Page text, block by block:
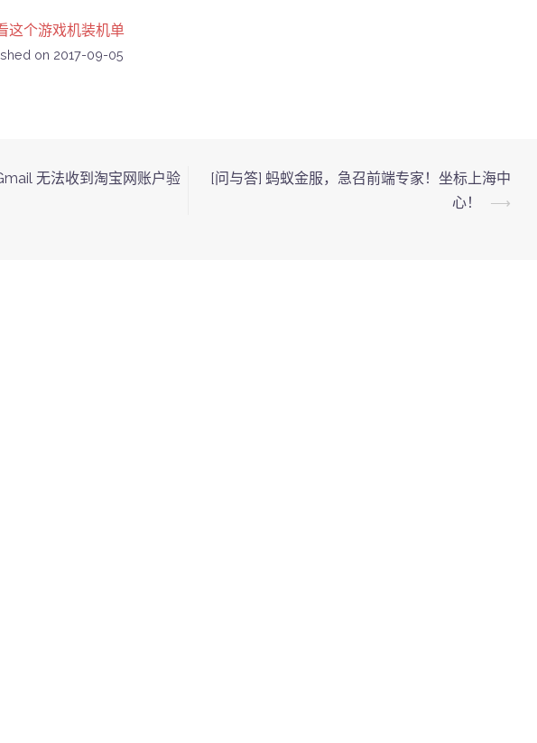
这个游戏机装机单
on 2017-09-05
无法收到淘宝网账户验
[问与答] 蚂蚁金服，急召前端专家！坐标上海中
心！
⟶